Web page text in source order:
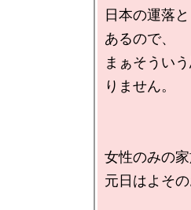
日本の運落
あるので、
まぁそうい
りません。
女性のみの家
元日はよそ